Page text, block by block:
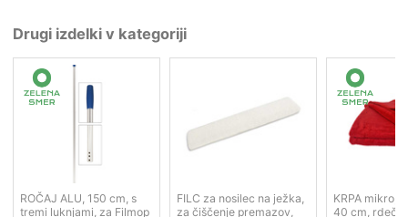
Drugi izdelki v kategoriji
ROČAJ ALU, 150 cm, s
tremi luknjami, za Filmop
FILC za nosilec na ježka,
za čiščenje premazov,
KRPA mikro,
40 cm, rdeča,